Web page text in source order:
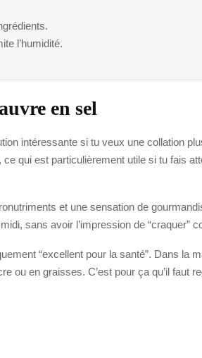
l’humidité.
en sel
intéressante si tu veux une collation
, ce qui est particulièrement utile si tu fais
et une sensation de
sans avoir l’impression de “craquer”
“excellent pour la santé”. Dans la
en graisses. C’est pour ça qu’il faut